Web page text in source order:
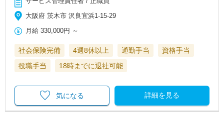
大阪府 茨木市 沢良宜浜1-15-29
月給 330,000円 ～
社会保険完備 4週8休以上 通勤手当
資格手当
役職手当
18時までに退社可能
詳細を見る
気になる